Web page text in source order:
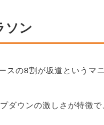
ソン
スの8割が坂道というマ
ダウンの激しさが特徴